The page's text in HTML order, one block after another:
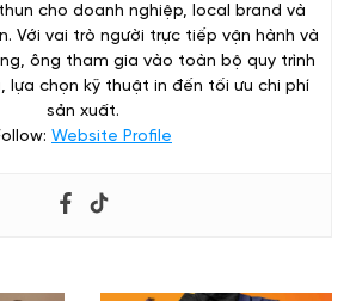
cho doanh nghiệp, local brand và
Với vai trò người trực tiếp vận hành và
ông tham gia vào toàn bộ quy trình
lựa chọn kỹ thuật in đến tối ưu chi phí
sản xuất.
Website Profile